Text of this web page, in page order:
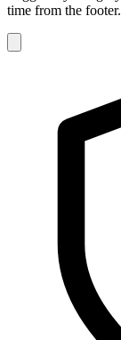
time from the footer.